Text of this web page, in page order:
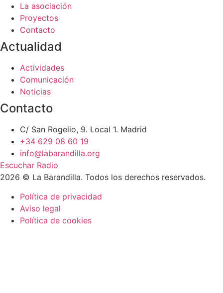
La asociación
Proyectos
Contacto
Actualidad
Actividades
Comunicación
Noticias
Contacto
C/ San Rogelio, 9. Local 1. Madrid
+34 629 08 60 19
info@labarandilla.org
Escuchar Radio
2026 © La Barandilla. Todos los derechos reservados.
Política de privacidad
Aviso legal
Política de cookies